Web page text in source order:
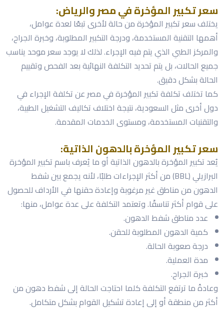
سعر تكبير المؤخرة في مصر والرياض:
يختلف سعر تكبير المؤخرة من حالة لأخرى تبعًا لعدة عوامل،
أهمها التقنية المستخدمة، ودرجة التكبير المطلوبة، وخبرة الجراح،
والمركز الطبي الذي يتم فيه الإجراء. لذلك لا يوجد سعر موحد يناسب
جميع الحالات، بل يتم تحديد التكلفة النهائية بعد الفحص وتقييم
الحالة بشكل دقيق.
كما تختلف تكلفة تكبير المؤخرة في مصر عن تكلفة الإجراء في
دول أخرى مثل السعودية، نتيجة اختلاف تكاليف التشغيل الطبية،
والتقنيات المستخدمة، ومستوى الخدمات المقدمة.
سعر تكبير المؤخرة بالدهون الذاتية:
يُعد تكبير المؤخرة بالدهون الذاتية أو ما يُعرف باسم تكبير المؤخرة
البرازيلي (BBL) من أكثر الإجراءات طلبًا، لأنه يجمع بين شفط
الدهون من مناطق غير مرغوبة وإعادة حقنها في الأرداف للحصول
على قوام أكثر تناسقًا. وتعتمد التكلفة على عدة عوامل، منها:
عدد مناطق شفط الدهون.
كمية الدهون المطلوبة للحقن.
درجة صعوبة الحالة.
مدة العملية.
خبرة الجراح.
وعادةً ما ترتفع التكلفة كلما احتاجت الحالة إلى شفط دهون من
أكثر من منطقة أو إلى إعادة تشكيل القوام بشكل متكامل.